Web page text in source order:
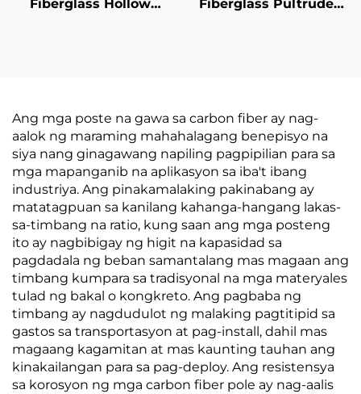
Fiberglass Hollow
Fiberglass Pultruded
Ang mga poste na gawa sa carbon fiber ay nag-
aalok ng maraming mahahalagang benepisyo na
siya nang ginagawang napiling pagpipilian para sa
mga mapanganib na aplikasyon sa iba't ibang
industriya. Ang pinakamalaking pakinabang ay
matatagpuan sa kanilang kahanga-hangang lakas-
sa-timbang na ratio, kung saan ang mga posteng
ito ay nagbibigay ng higit na kapasidad sa
pagdadala ng beban samantalang mas magaan ang
timbang kumpara sa tradisyonal na mga materyales
tulad ng bakal o kongkreto. Ang pagbaba ng
timbang ay nagdudulot ng malaking pagtitipid sa
gastos sa transportasyon at pag-install, dahil mas
magaang kagamitan at mas kaunting tauhan ang
kinakailangan para sa pag-deploy. Ang resistensya
sa korosyon ng mga carbon fiber pole ay nag-aalis